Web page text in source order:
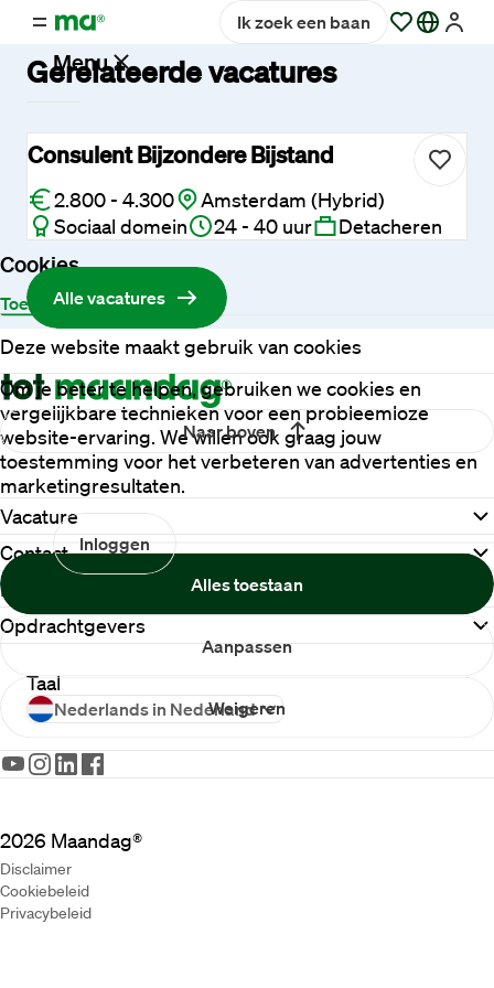
Menu
Vacatures
Werken
bij
Maandag®
Opdrachtgevers
Hulp
en
service
Inloggen
Ik zoek een baan
Cookies
ToestemmingDetailsOver
Deze website maakt gebruik van cookies
Om je beter te helpen, gebruiken we cookies en
vergelijkbare technieken voor een probleemloze
website-ervaring. We willen ook graag jouw
toestemming voor het verbeteren van advertenties en
marketingresultaten.
Weigeren
Aanpassen
Alles toestaan
Gerelateerde vacatures
Consulent Bijzondere Bijstand
2.800 - 4.300
Amsterdam (Hybrid)
Sociaal domein
24 - 40 uur Detacheren
Alle vacatures
Naar boven
Vacature
Contact
Meer Maandag®
Opdrachtgevers
Taal
Nederlands in Nederland
2026 Maandag®
Disclaimer
Cookiebeleid
Privacybeleid